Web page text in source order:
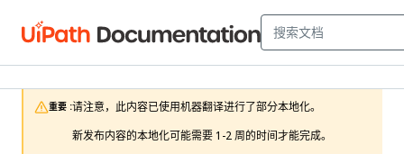
重要 :请注意，此内容已使用机器翻译进行了部分本地化。
新发布内容的本地化可能需要 1-2 周的时间才能完成。